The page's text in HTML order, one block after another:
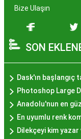
zenginleşmiştir.
hazırlanan ve
izler bırakan bir
olmasının
cezbetmesi ve
hazırlanması
Hayır
Nerede
Bize Ulaşın
SON
Dask'ın
Photoshop Large
Anadolu'nun en
En uyumlu renk
Dilekçeyi kim